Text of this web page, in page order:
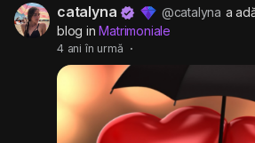
catalyna @catalyna a
blog inMatrimoniale
4 ani în urmă ·